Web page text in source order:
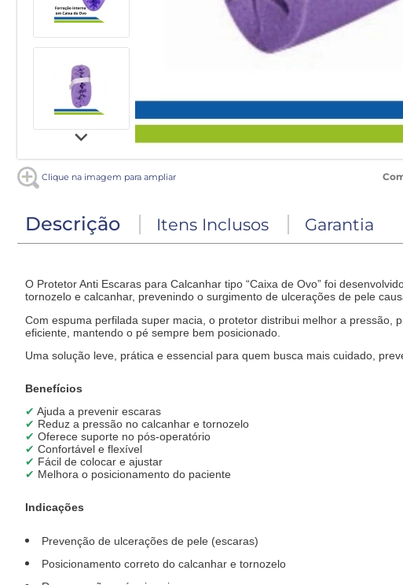
Clique na imagem para ampliar
Descrição Itens Inclusos Garantia
O Protetor Anti Escaras para Calcanhar tipo “Caixa de Ovo” foi
tornozelo e calcanhar, prevenindo o surgimento de ulcerações de pele
Com espuma perfilada super macia, o protetor distribui melhor a
eficiente, mantendo o pé sempre bem posicionado.
Uma solução leve, prática e essencial para quem busca mais cuidado,
Benefícios
✔ Ajuda a prevenir escaras
✔ Reduz a pressão no calcanhar e tornozelo
✔ Oferece suporte no pós-operatório
✔ Confortável e flexível
✔ Fácil de colocar e ajustar
✔ Melhora o posicionamento do paciente
Indicações
Prevenção de ulcerações de pele (escaras)
Posicionamento correto do calcanhar e tornozelo